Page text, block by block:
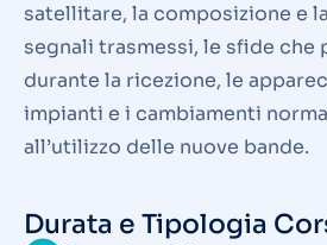
satellitare, la composizione e
segnali trasmessi, le sfide che
durante la ricezione, le
impianti e i cambiamenti
all’utilizzo delle nuove bande.
Durata e Tipologia